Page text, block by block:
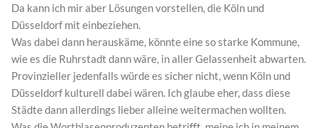
Da kann ich mir aber Lösungen vorstellen, die Köln und
Düsseldorf mit einbeziehen.
Was dabei dann herauskäme, könnte eine so starke Kommune,
wie es die Ruhrstadt dann wäre, in aller Gelassenheit abwarten.
Provinzieller jedenfalls würde es sicher nicht, wenn Köln und
Düsseldorf kulturell dabei wären. Ich glaube eher, dass diese
Städte dann allerdings lieber alleine weitermachen wollten.